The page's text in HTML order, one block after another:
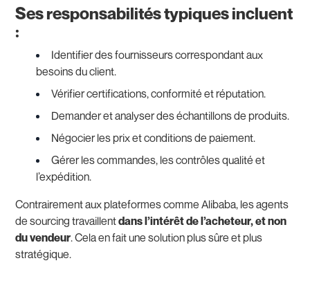
Ses responsabilités typiques incluent
:
Identifier des fournisseurs correspondant aux
besoins du client.
Vérifier certifications, conformité et réputation.
Demander et analyser des échantillons de produits.
Négocier les prix et conditions de paiement.
Gérer les commandes, les contrôles qualité et
l’expédition.
Contrairement aux plateformes comme Alibaba, les agents
de sourcing travaillentdans l’intérêt de l’acheteur, et non
du vendeur. Cela en fait une solution plus sûre et plus
stratégique.